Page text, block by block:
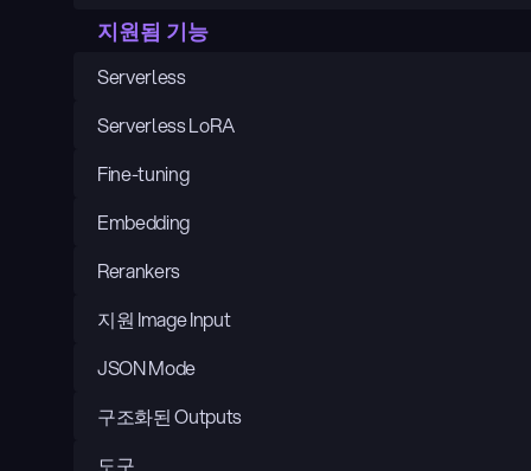
지원됨 기능
Serverless
Serverless LoRA
Fine-tuning
Embedding
Rerankers
지원 Image Input
JSON Mode
구조화된 Outputs
도구